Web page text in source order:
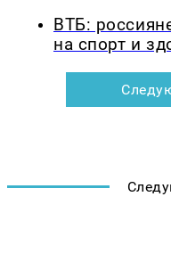
ВТБ:
на спорт и